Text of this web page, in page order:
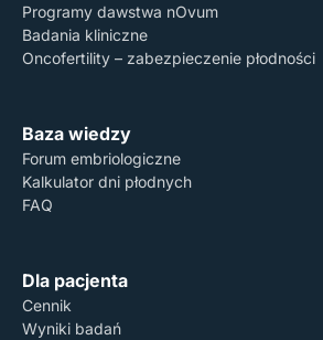
Programy dawstwa nOvum
Badania kliniczne
Oncofertility – zabezpieczenie płodności
Baza wiedzy
Forum embriologiczne
Kalkulator dni płodnych
FAQ
Dla pacjenta
Cennik
Wyniki badań